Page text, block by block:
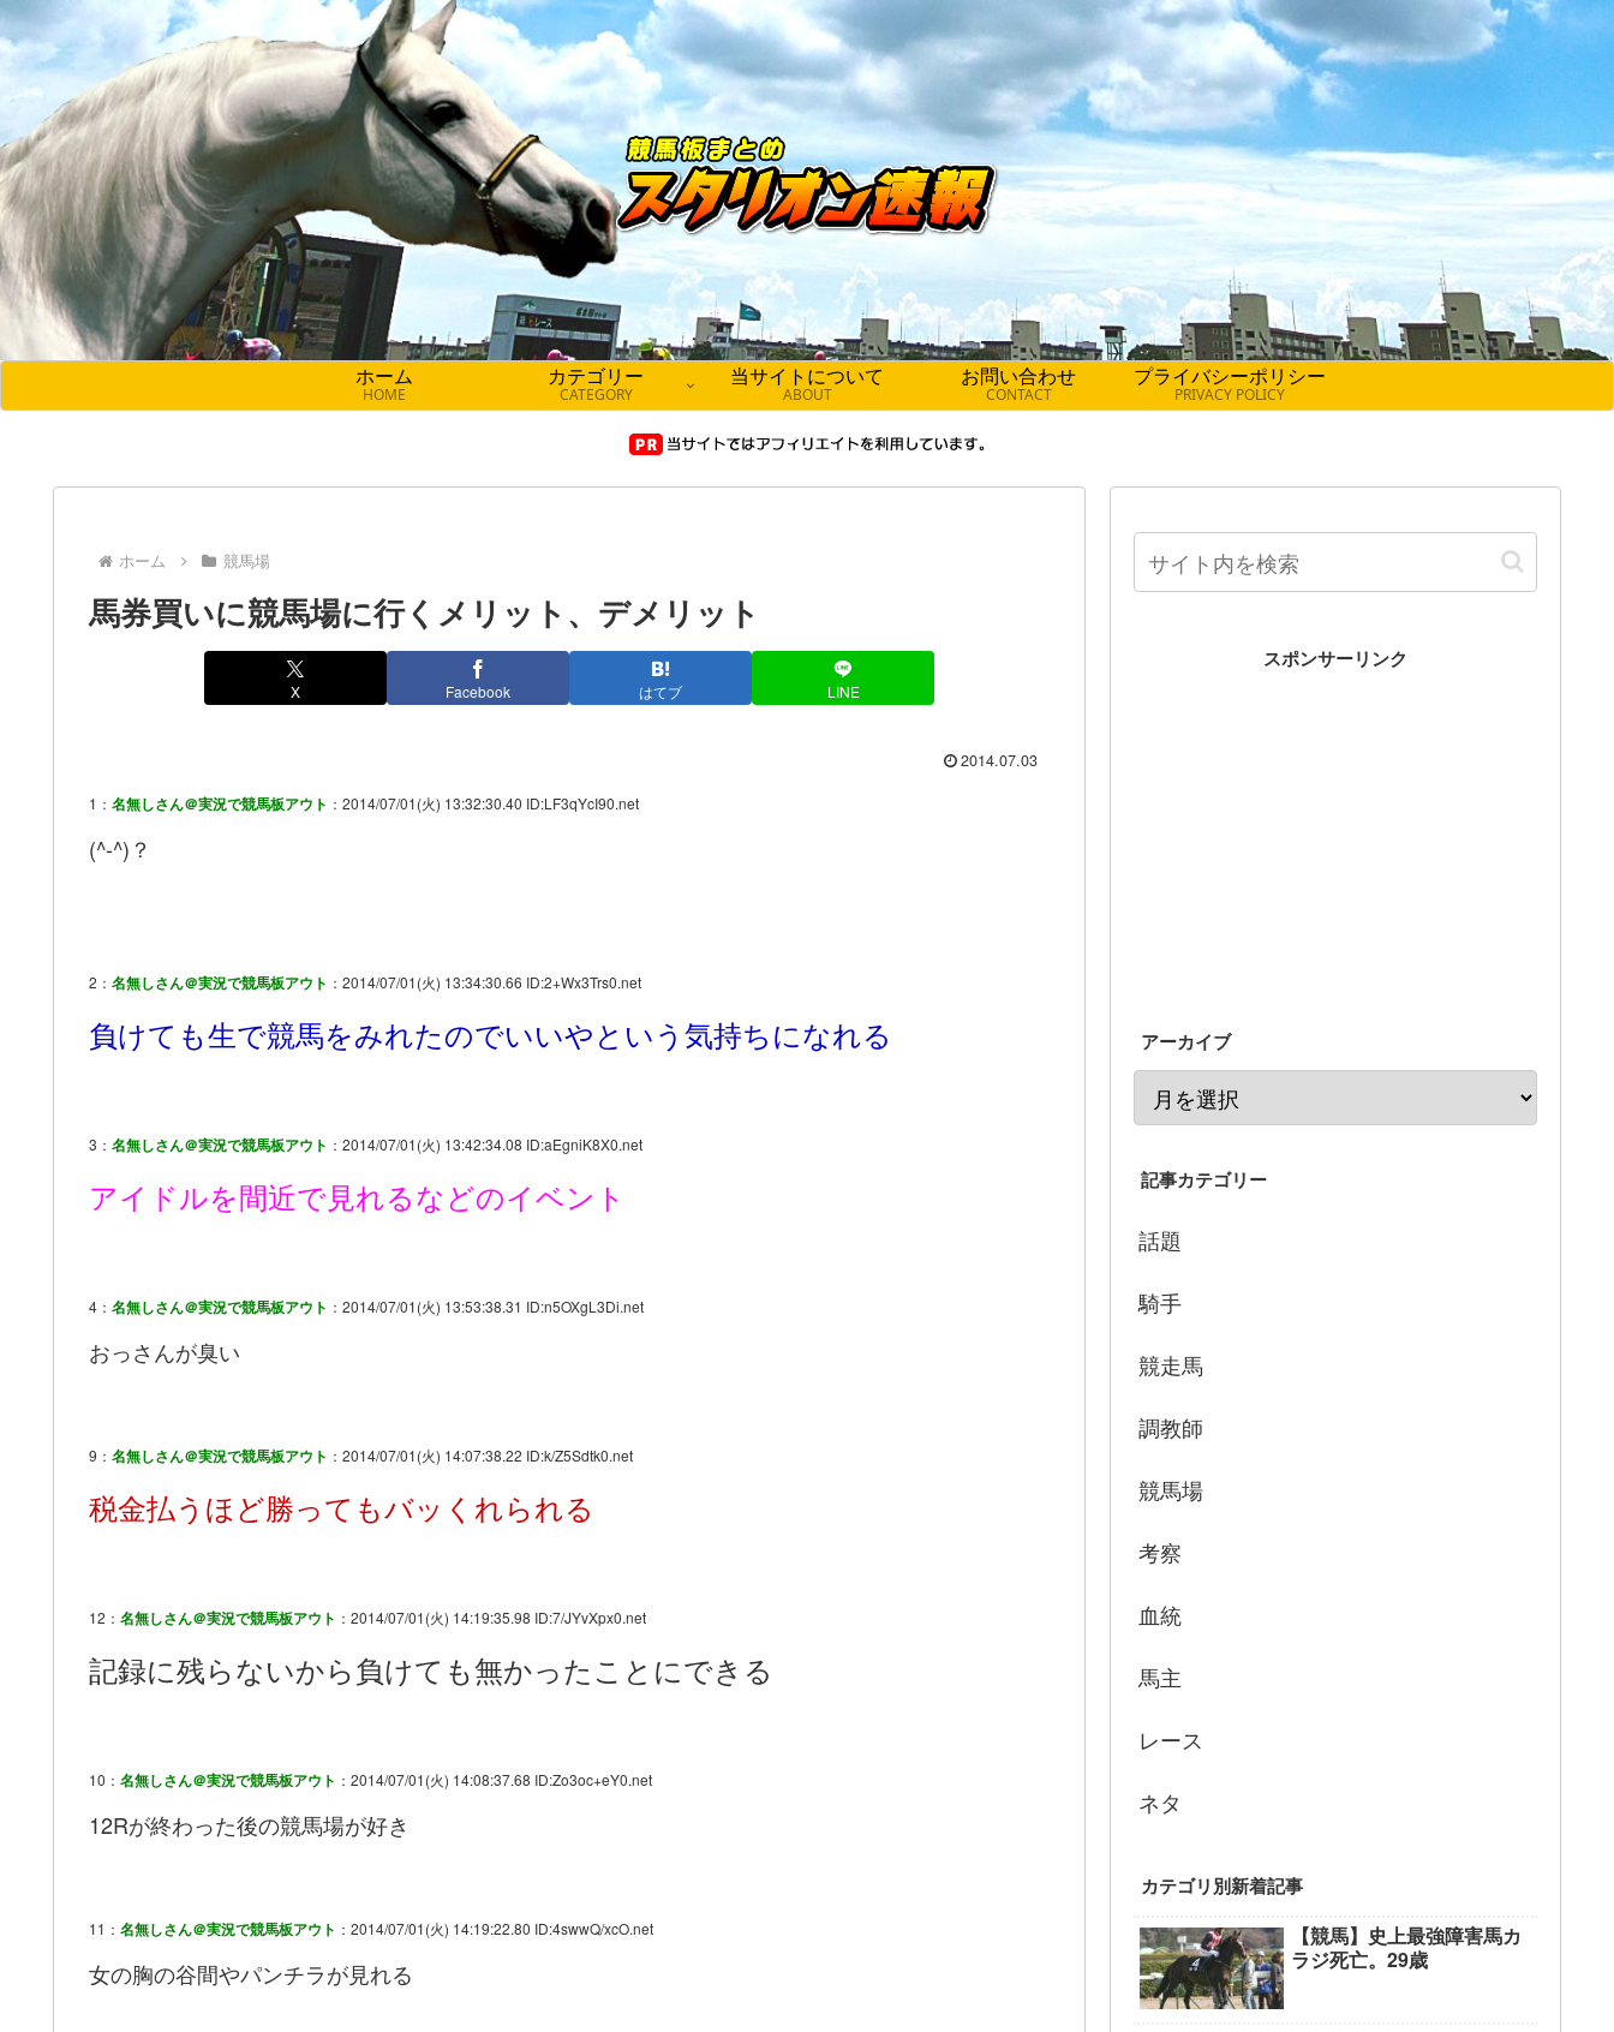
ホーム
HOME
カテゴリー
CATEGORY
当サイトについて
ABOUT
お問い合わせ
CONTACT
プライバシーポリシー
PRIVACY POLICY
ホーム 競馬場
馬券買いに競馬場に行くメリット、デメリット
X Facebook はてブ LINE
2014.07.03
1： 名無しさん＠実況で競馬板アウト ：2014/07/01(火) 13:32:30.40 ID:LF3qYcI90.net
(^-^)？
2： 名無しさん＠実況で競馬板アウト ：2014/07/01(火) 13:34:30.66 ID:2+Wx3Trs0.net
負けても生で競馬をみれたのでいいやという気持ちになれる
3： 名無しさん＠実況で競馬板アウト ：2014/07/01(火) 13:42:34.08 ID:aEgniK8X0.net
アイドルを間近で見れるなどのイベント
4： 名無しさん＠実況で競馬板アウト ：2014/07/01(火) 13:53:38.31 ID:n5OXgL3Di.net
おっさんが臭い
9： 名無しさん＠実況で競馬板アウト ：2014/07/01(火) 14:07:38.22 ID:k/Z5Sdtk0.net
税金払うほど勝ってもバッくれられる
12： 名無しさん＠実況で競馬板アウト ：2014/07/01(火) 14:19:35.98 ID:7/JYvXpx0.net
記録に残らないから負けても無かったことにできる
10： 名無しさん＠実況で競馬板アウト ：2014/07/01(火) 14:08:37.68 ID:Zo3oc+eY0.net
12Rが終わった後の競馬場が好き
11： 名無しさん＠実況で競馬板アウト ：2014/07/01(火) 14:19:22.80 ID:4swwQ/xcO.net
女の胸の谷間やパンチラが見れる
スポンサーリンク
アーカイブ
記事カテゴリー
話題
騎手
競走馬
調教師
競馬場
考察
血統
馬主
レース
ネタ
カテゴリ別新着記事
【競馬】史上最強障害馬カ
ラジ死亡。29歳